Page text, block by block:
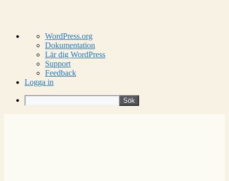
WordPress
WordPress.org
Dokumentation
Lär dig WordPress
Support
Feedback
Logga in
Sök